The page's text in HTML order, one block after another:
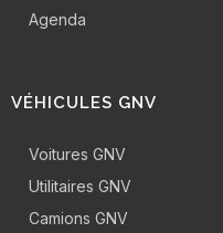
Agenda
VÉHICULES GNV
Voitures GNV
Utilitaires GNV
Camions GNV